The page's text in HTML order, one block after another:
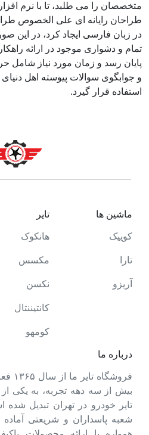
متخصصان را می طلبد، تا با نرم
طراحان رایانه ای علی الخصوص
در زبان فارسی ایجاد کرد، در این
تمام و دشواری موجود در ارائه
پایان رسد و زمان مورد نیاز شامل
و جوابگوی سوالات پیوسته اهل
استفاده قرار گیرد.
درباره ما
بیش از سه دهه تجربه، به یکی
تایر خودرو در تهران تبدیل
شعبه پاسداران و شریعتی
ماشین ها
کوییک
تارا
آریزو
تایر
هانکوک
مکسس
نکسن
کانتیننتال
کومهو